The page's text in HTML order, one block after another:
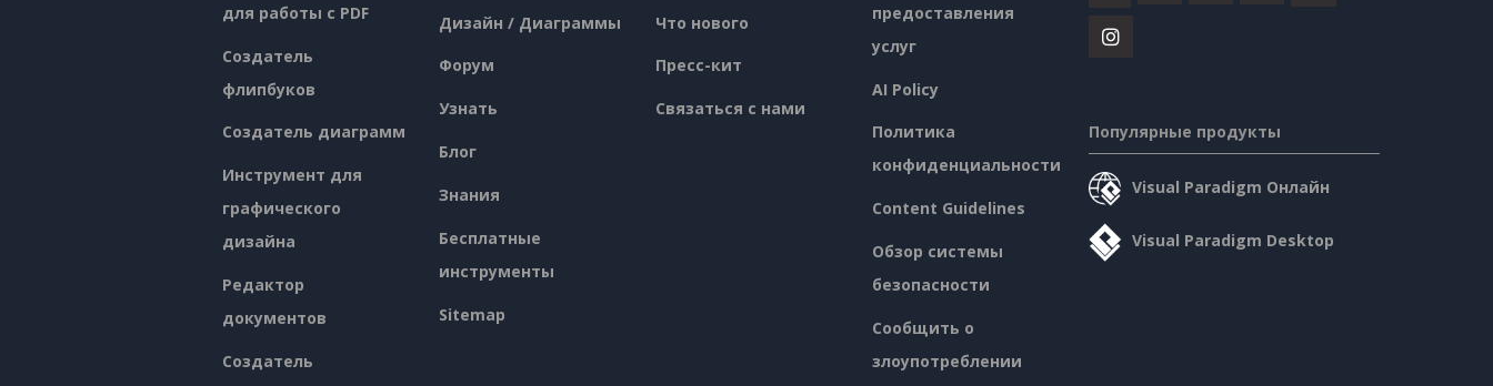
для работы с PDF
Создатель
флипбуков
Создатель диаграмм
Инструмент для
графического
дизайна
Редактор
документов
Создатель
Дизайн / Диаграммы
Форум
Узнать
Блог
Знания
Бесплатные
инструменты
Sitemap
Что нового
Пресс-кит
Связаться с нами
предоставления
услуг
AI Policy
Политика
конфиденциальности
Content Guidelines
Обзор системы
безопасности
Сообщить о
злоупотреблении
Популярные продукты
Visual Paradigm Онлайн
Visual Paradigm Desktop